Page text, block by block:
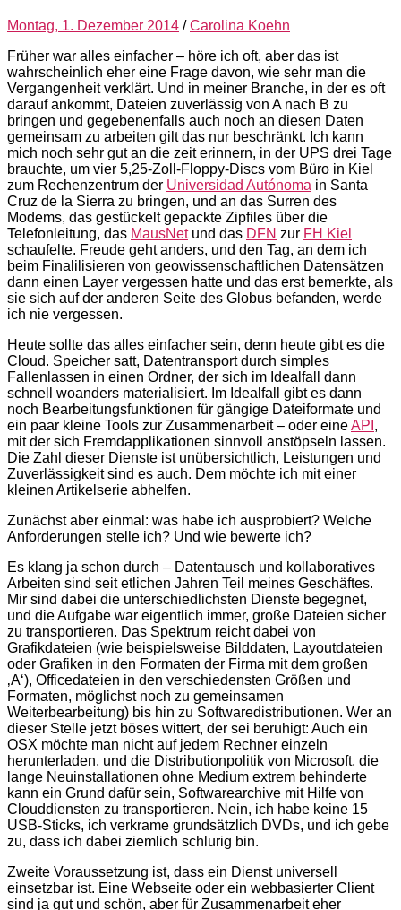
Montag, 1. Dezember 2014 /Carolina Koehn
Früher war alles einfacher – höre ich oft, aber das ist
wahrscheinlich eher eine Frage davon, wie sehr man die
Vergangenheit verklärt. Und in meiner Branche, in der es oft
darauf ankommt, Dateien zuverlässig von A nach B zu
bringen und gegebenenfalls auch noch an diesen Daten
gemeinsam zu arbeiten gilt das nur beschränkt. Ich kann
mich noch sehr gut an die zeit erinnern, in der UPS drei Tage
brauchte, um vier 5,25-Zoll-Floppy-Discs vom Büro in Kiel
zum Rechenzentrum der Universidad Autónoma in Santa
Cruz de la Sierra zu bringen, und an das Surren des
Modems, das gestückelt gepackte Zipfiles über die
Telefonleitung, das MausNetund das DFN zur FH Kiel
schaufelte. Freude geht anders, und den Tag, an dem ich
beim Finalilisieren von geowissenschaftlichen Datensätzen
dann einen Layer vergessen hatte und das erst bemerkte, als
sie sich auf der anderen Seite des Globus befanden, werde
ich nie vergessen.
Heute sollte das alles einfacher sein, denn heute gibt es die
Cloud. Speicher satt, Datentransport durch simples
Fallenlassen in einen Ordner, der sich im Idealfall dann
schnell woanders materialisiert. Im Idealfall gibt es dann
noch Bearbeitungsfunktionen für gängige Dateiformate und
ein paar kleine Tools zur Zusammenarbeit – oder eineAPI ,
mit der sich Fremdapplikationen sinnvoll anstöpseln lassen.
Die Zahl dieser Dienste ist unübersichtlich, Leistungen und
Zuverlässigkeit sind es auch. Dem möchte ich mit einer
kleinen Artikelserie abhelfen.
Zunächst aber einmal: was habe ich ausprobiert? Welche
Anforderungen stelle ich? Und wie bewerte ich?
Es klang ja schon durch – Datentausch und kollaboratives
Arbeiten sind seit etlichen Jahren Teil meines Geschäftes.
Mir sind dabei die unterschiedlichsten Dienste begegnet,
und die Aufgabe war eigentlich immer, große Dateien sicher
zu transportieren. Das Spektrum reicht dabei von
Grafikdateien (wie beispielsweise Bilddaten, Layoutdateien
oder Grafiken in den Formaten der Firma mit dem großen
‚A‘), Officedateien in den verschiedensten Größen und
Formaten, möglichst noch zu gemeinsamen
Weiterbearbeitung) bis hin zu Softwaredistributionen. Wer an
dieser Stelle jetzt böses wittert, der sei beruhigt: Auch ein
OSX möchte man nicht auf jedem Rechner einzeln
herunterladen, und die Distributionpolitik von Microsoft, die
lange Neuinstallationen ohne Medium extrem behinderte
kann ein Grund dafür sein, Softwarearchive mit Hilfe von
Clouddiensten zu transportieren. Nein, ich habe keine 15
USB-Sticks, ich verkrame grundsätzlich DVDs, und ich gebe
zu, dass ich dabei ziemlich schlurig bin.
Zweite Voraussetzung ist, dass ein Dienst universell
einsetzbar ist. Eine Webseite oder ein webbasierter Client
sind ja gut und schön, aber für Zusammenarbeit eher